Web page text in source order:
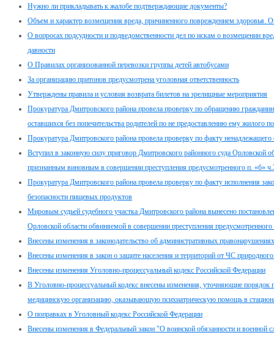
Нужно ли прикладывать к жалобе подтверждающие документы?
Объем и характер возмещения вреда, причиненного повреждением здоровья.
О вопросах подсудности и подведомственности дел по искам о возмещении
давности
О Правилах организованной перевозки группы детей автобусами
За организацию притонов предусмотрена уголовная ответственность
Утверждены правила и условия возврата билетов на зрелищные мероприятия
Прокуратура Дмитровского района провела проверку по обращению
оставшихся без попечительства родителей по не предоставлению ему жилого
Прокуратура Дмитровского района провела проверку по факту
Вступил в законную силу приговор Дмитровского районного суда Орловской
признанным виновным в совершении преступления предусмотренного п. «б»
Прокуратура Дмитровского района провела проверку по факту исполнения
безопасности пищевых продуктов
Мировым судьей судебного участка Дмитровского района вынесено
Орловской области обвиняемой в совершении преступления
Внесены изменения в законодательство об административных правонарушениях
Внесены изменения в закон о защите населения и территорий от ЧС природного
Внесены изменения Уголовно-процессуальный кодекс Российской Федерации
В Уголовно-процессуальный кодекс внесены изменения, уточняющие
медицинскую организацию, оказывающую психиатрическую помощь в
О поправках в Уголовный кодекс Российской Федерации
Внесены изменения в Федеральный закон "О воинской обязанности и военной